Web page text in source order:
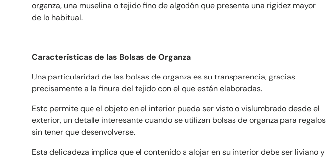
organza, una muselina o tejido fino de algodón que presenta una rigidez mayor
de lo habitual.
Características de las Bolsas de Organza
Una particularidad de las bolsas de organza es su transparencia, gracias
precisamente a la finura del tejido con el que están elaboradas.
Esto permite que el objeto en el interior pueda ser visto o vislumbrado desde el
exterior, un detalle interesante cuando se utilizan bolsas de organza para regalos
sin tener que desenvolverse.
Esta delicadeza implica que el contenido a alojar en su interior debe ser liviano y